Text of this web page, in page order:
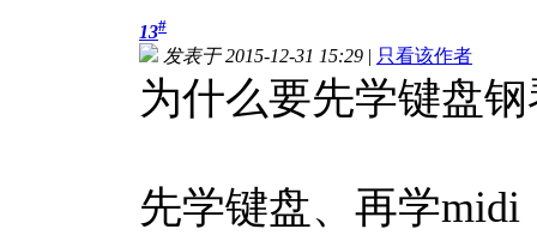
13#
发表于 2015-12-31 15:29 | 只看该作者
为什么要先学键盘
先学键盘、再学midi